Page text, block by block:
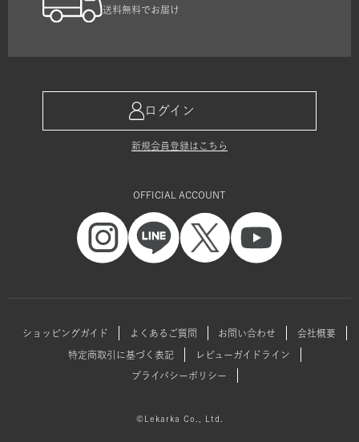
送料無料でお届け
ログイン
新規会員登録はこちら
OFFICIAL ACCOUNT
ショッピングガイド よくあるご質問 お問い合わせ 会社概要
特定商取引に基づく表記 レビューガイドライン
プライバシーポリシー
©Lekarka Co., Ltd.